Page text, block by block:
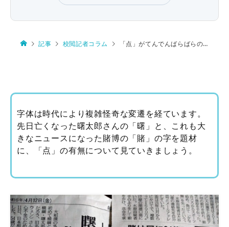
記事 校閲記者コラム 「点」がてんでんばらばらの字体――「曙」と「賭」
字体は時代により複雑怪奇な変遷を経ています。
先日亡くなった曙太郎さんの「曙」と、これも大
きなニュースになった賭博の「賭」の字を題材
に、「点」の有無について見ていきましょう。